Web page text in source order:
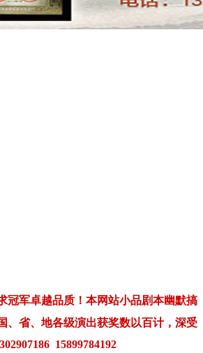
冠军卓越品质！本网站小品剧本幽默搞
、省、地各级演出获奖数以百计，深受
15899784192